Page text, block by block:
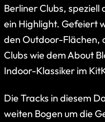
Berliner Clubs,
ein Highlight. Gefeiert
den Outdoor-Flächen,
Clubs wie dem About
Indoor-Klassiker im
Die Tracks in diesem
weiten Bogen um die